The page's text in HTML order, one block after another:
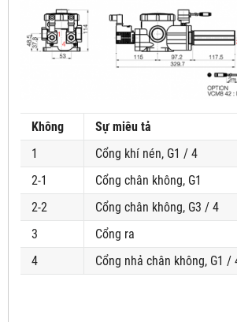
Không
Sự miêu tả
1
Cổng khí nén, G1 / 4
2-1
Cổng chân không, G1
2-2
Cổng chân không, G3 / 4
3
Cổng ra
4
Cổng nhả chân không, G1 /